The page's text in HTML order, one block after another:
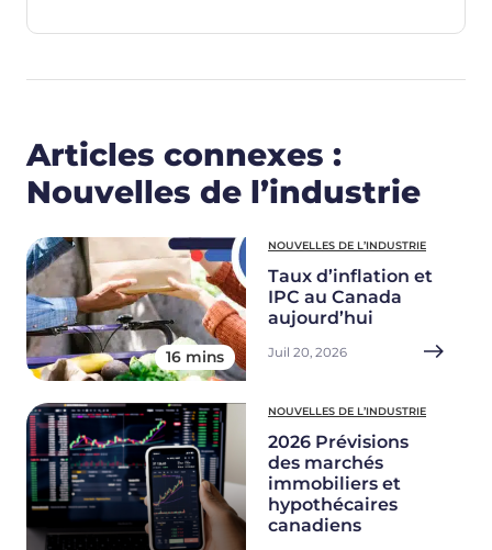
Articles connexes :
Nouvelles de l’industrie
16 mins
NOUVELLES DE L’INDUSTRIE
Taux d’inflation et
IPC au Canada
aujourd’hui
Juil 20, 2026
NOUVELLES DE L’INDUSTRIE
2026 Prévisions
des marchés
immobiliers et
hypothécaires
canadiens